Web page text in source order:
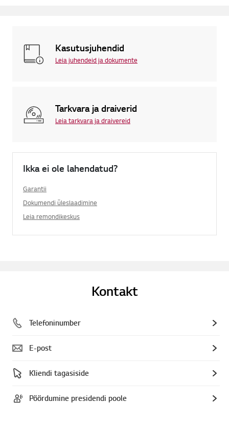
Kasutusjuhendid
Leia juhendeid ja dokumente
Tarkvara ja draiverid
Leia tarkvara ja draivereid
Ikka ei ole lahendatud?
Garantii
Dokumendi üleslaadimine
Leia remondikeskus
Kontakt
Telefoninumber
E-post
Kliendi tagasiside
Pöördumine presidendi poole